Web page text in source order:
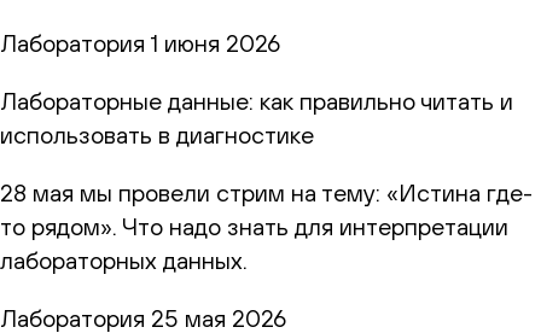
Лаборатория 1 июня 2026
Лабораторные данные: как правильно читать и
использовать в диагностике
28 мая мы провели стрим на тему: «Истина где-
то рядом». Что надо знать для интерпретации
лабораторных данных.
Лаборатория 25 мая 2026